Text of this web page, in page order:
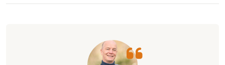
Rassetypisch können Fanconi-Syndrom,